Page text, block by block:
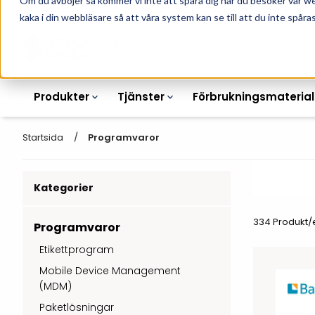
kaka i din webbläsare så att våra system kan se till att du inte
010-162 61 90
Produkter
Etikettskrivare
Armbandsskrivare
Kortskrivare
Industriella
Etiketter
Tjänster
Otryckta
Laseretikett_A4
Streckkodsmenyer
Hyllkantsmärkning
Plastlister för hyllkanter
Förbrukningsmaterial
Startsida Programvaror
Kategorier
Programvaror
Etikettprogram
Mobile Device Management
(MDM)
Paketlösningar
334 Produkt/